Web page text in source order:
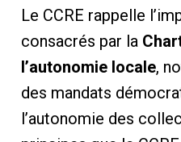
Le CCRE rappelle
consacrés par la
l’autonomie locale,
des mandats
l’autonomie des